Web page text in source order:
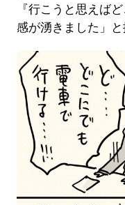
『行こうと思えば
感が湧きました」と